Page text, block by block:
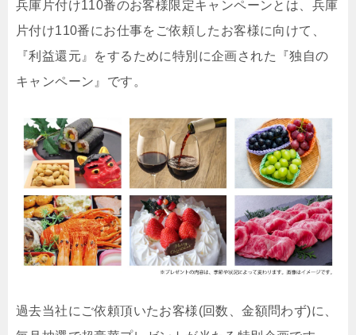
兵庫片付け110番のお客様限定キャンペーンとは、兵庫
片付け110番にお仕事をご依頼したお客様に向けて、
『利益還元』をするために特別に企画された『独自の
キャンペーン』です。
過去当社にご依頼頂いたお客様(回数、金額問わず)に、